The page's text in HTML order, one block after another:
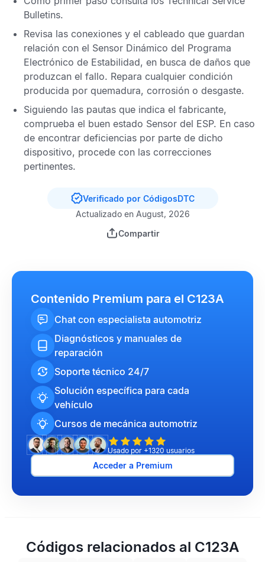
Bulletins.
Revisa las conexiones y el cableado que guardan
relación con el Sensor Dinámico del Programa
Electrónico de Estabilidad, en busca de daños que
produzcan el fallo. Repara cualquier condición
producida por quemadura, corrosión o desgaste.
Siguiendo las pautas que indica el fabricante,
comprueba el buen estado Sensor del ESP. En caso
de encontrar deficiencias por parte de dicho
dispositivo, procede con las correcciones
pertinentes.
Verificado por CódigosDTC
Actualizado en August, 2026
Compartir
Contenido Premium para el C123A
Chat con especialista automotriz
Diagnósticos y manuales de
reparación
Soporte técnico 24/7
Solución específica para cada
vehículo
Cursos de mecánica automotriz
Usado por +1320 usuarios
Acceder a Premium
Códigos relacionados al C123A